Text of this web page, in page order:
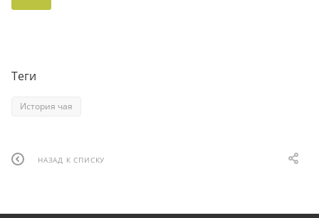
Теги
История чая
НАЗАД К СПИСКУ